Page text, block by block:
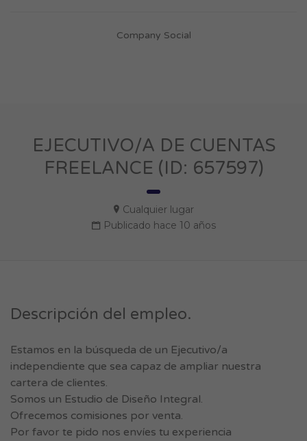
Company Social
EJECUTIVO/A DE CUENTAS
FREELANCE (ID: 657597)
Cualquier lugar
Publicado hace 10 años
Descripción del empleo.
Estamos en la búsqueda de un Ejecutivo/a
independiente que sea capaz de ampliar nuestra
cartera de clientes.
Somos un Estudio de Diseño Integral.
Ofrecemos comisiones por venta.
Por favor te pido nos envíes tu experiencia